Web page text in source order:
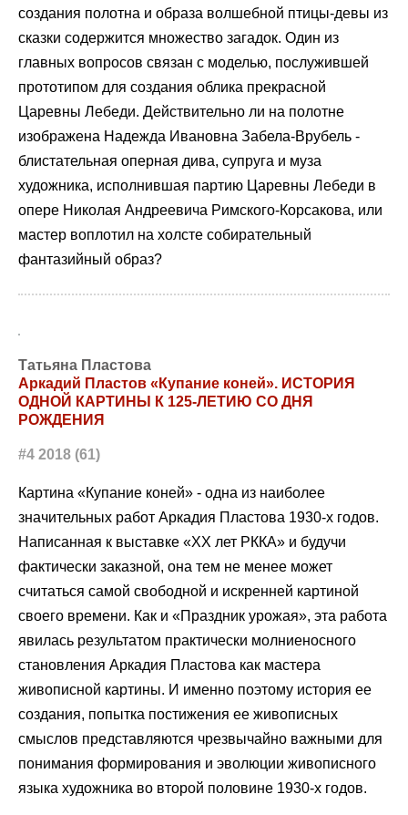
создания полотна и образа волшебной птицы-девы из
сказки содержится множество загадок. Один из
главных вопросов связан с моделью, послужившей
прототипом для создания облика прекрасной
Царевны Лебеди. Действительно ли на полотне
изображена Надежда Ивановна Забела-Врубель -
блистательная оперная дива, супруга и муза
художника, исполнившая партию Царевны Лебеди в
опере Николая Андреевича Римского-Корсакова, или
мастер воплотил на холсте собирательный
фантазийный образ?
Татьяна Пластова
Аркадий Пластов «Купание коней». ИСТОРИЯ
ОДНОЙ КАРТИНЫ К 125-ЛЕТИЮ СО ДНЯ
РОЖДЕНИЯ
#4 2018 (61)
Картина «Купание коней» - одна из наиболее
значительных работ Аркадия Пластова 1930-х годов.
Написанная к выставке «ХХ лет РККА» и будучи
фактически заказной, она тем не менее может
считаться самой свободной и искренней картиной
своего времени. Как и «Праздник урожая», эта работа
явилась результатом практически молниеносного
становления Аркадия Пластова как мастера
живописной картины. И именно поэтому история ее
создания, попытка постижения ее живописных
смыслов представляются чрезвычайно важными для
понимания формирования и эволюции живописного
языка художника во второй половине 1930-х годов.